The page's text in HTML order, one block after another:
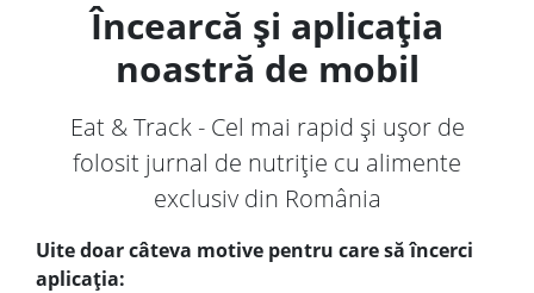
Încearcă și aplicația
noastră de mobil
Eat & Track - Cel mai rapid și ușor de
folosit jurnal de nutriție cu alimente
exclusiv din România
Uite doar câteva motive pentru care să încerci
aplicația: